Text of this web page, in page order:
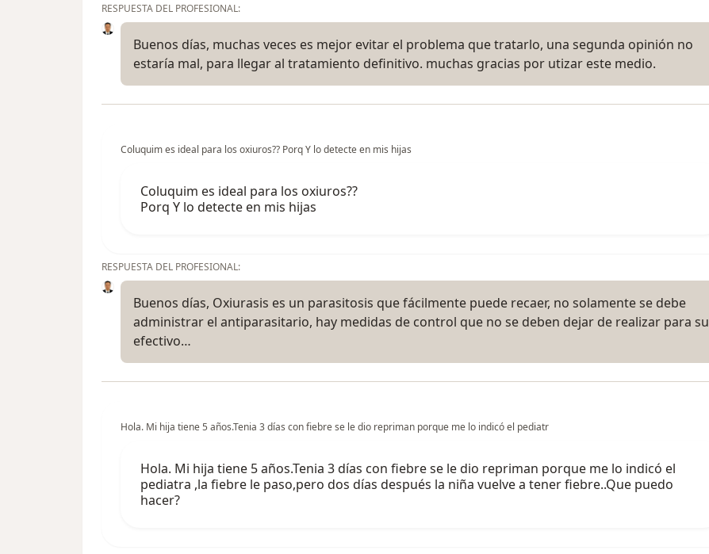
RESPUESTA DEL PROFESIONAL:
Buenos días, muchas veces es mejor evitar el problema que tratarlo, una segunda opinión no
estaría mal, para llegar al tratamiento definitivo. muchas gracias por utizar este medio.
Coluquim es ideal para los oxiuros?? Porq Y lo detecte en mis hijas
Coluquim es ideal para los oxiuros??
Porq Y lo detecte en mis hijas
RESPUESTA DEL PROFESIONAL:
Buenos días, Oxiurasis es un parasitosis que fácilmente puede recaer, no solamente se debe
administrar el antiparasitario, hay medidas de control que no se deben dejar de realizar para su
efectivo…
Hola. Mi hija tiene 5 años.Tenia 3 días con fiebre se le dio repriman porque me lo indicó el pediatr
Hola. Mi hija tiene 5 años.Tenia 3 días con fiebre se le dio repriman porque me lo indicó el
pediatra ,la fiebre le paso,pero dos días después la niña vuelve a tener fiebre..Que puedo
hacer?